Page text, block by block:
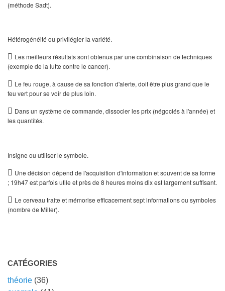
(méthode Sadt).
Hétérogénéité ou privilégier la variété.
 Les meilleurs résultats sont obtenus par une combinaison de techniques
(exemple de la lutte contre le cancer).
 Le feu rouge, à cause de sa fonction d'alerte, doit être plus grand que le
feu vert pour se voir de plus loin.
 Dans un système de commande, dissocier les prix (négociés à l'année) et
les quantités.
Insigne ou utiliser le symbole.
 Une décision dépend de l'acquisition d'information et souvent de sa forme
; 19h47 est parfois utile et près de 8 heures moins dix est largement suffi­sant.
 Le cerveau traite et mémorise efficacement sept informations ou symboles
(nombre de Miller).
CATÉGORIES
théorie (36)